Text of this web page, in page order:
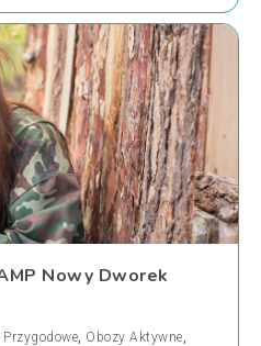
Nowy Dworek
Przygodowe, Obozy Aktywne,